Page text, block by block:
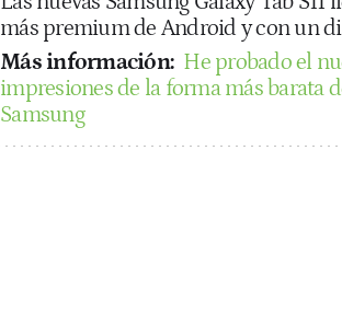
más premium de Android y con un
Más información: He probado el
impresiones de la forma más barata
Samsung